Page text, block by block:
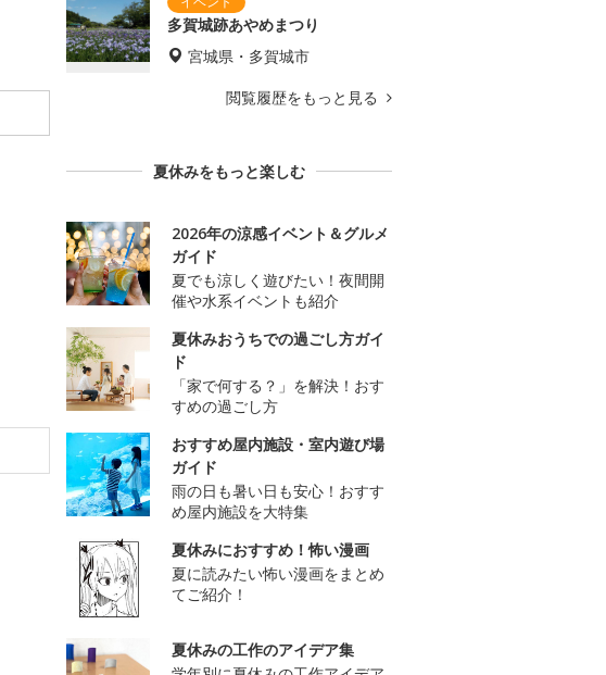
多賀城跡あやめまつり
宮城県・多賀城市
閲覧履歴をもっと見る
夏休みをもっと楽しむ
2026年の涼感イベント＆グルメ
ガイド
夏でも涼しく遊びたい！夜間開
催や水系イベントも紹介
夏休みおうちでの過ごし方ガイ
ド
「家で何する？」を解決！おす
すめの過ごし方
おすすめ屋内施設・室内遊び場
ガイド
雨の日も暑い日も安心！おすす
め屋内施設を大特集
夏休みにおすすめ！怖い漫画
夏に読みたい怖い漫画をまとめ
てご紹介！
夏休みの工作のアイデア集